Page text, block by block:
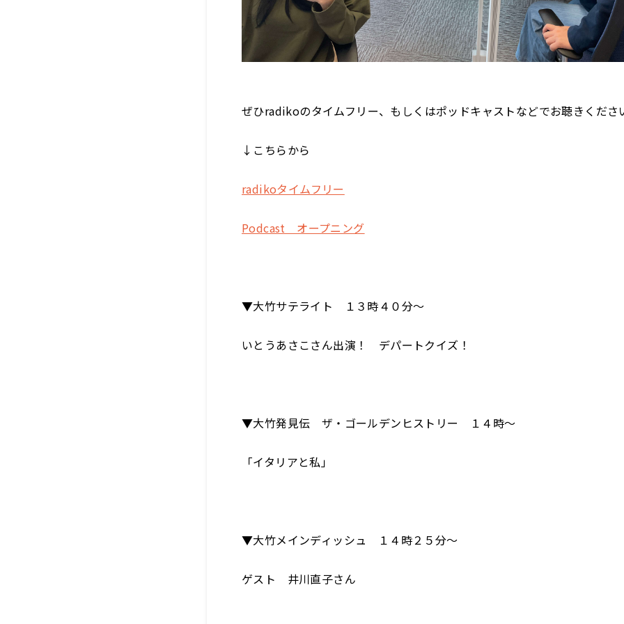
ぜひradikoのタイムフリー、もしくはポッドキャストなどでお聴きくださ
↓こちらから
radikoタイムフリー
Podcast オープニング
▼大竹サテライト １３時４０分～
いとうあさこさん出演！ デパートクイズ！
▼大竹発見伝 ザ・ゴールデンヒストリー １４時～
「イタリアと私」
▼大竹メインディッシュ １４時２５分～
ゲスト 井川直子さん